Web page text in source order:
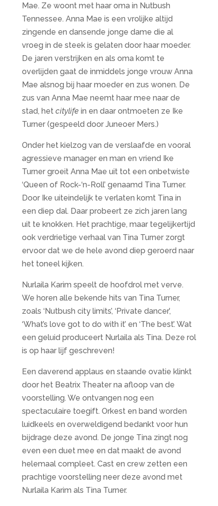
Mae. Ze woont met haar oma in Nutbush
Tennessee. Anna Mae is een vrolijke altijd
zingende en dansende jonge dame die al
vroeg in de steek is gelaten door haar moeder.
De jaren verstrijken en als oma komt te
overlijden gaat de inmiddels jonge vrouw Anna
Mae alsnog bij haar moeder en zus wonen. De
zus van Anna Mae neemt haar mee naar de
stad, het citylifein en daar ontmoeten ze Ike
Turner (gespeeld door Juneoer Mers.)
Onder het kielzog van de verslaafde en vooral
agressieve manager en man en vriend Ike
Turner groeit Anna Mae uit tot een onbetwiste
‘Queen of Rock-‘n-Roll’ genaamd Tina Turner.
Door Ike uiteindelijk te verlaten komt Tina in
een diep dal. Daar probeert ze zich jaren lang
uit te knokken. Het prachtige, maar tegelijkertijd
ook verdrietige verhaal van Tina Turner zorgt
ervoor dat we de hele avond diep geroerd naar
het toneel kijken.
Nurlaila Karim speelt de hoofdrol met verve.
We horen alle bekende hits van Tina Turner,
zoals ‘Nutbush city limits’, ‘Private dancer’,
‘What’s love got to do with it’ en ‘The best’. Wat
een geluid produceert Nurlaila als Tina. Deze rol
is op haar lijf geschreven!
Een daverend applaus en staande ovatie klinkt
door het Beatrix Theater na afloop van de
voorstelling. We ontvangen nog een
spectaculaire toegift. Orkest en band worden
luidkeels en overweldigend bedankt voor hun
bijdrage deze avond. De jonge Tina zingt nog
even een duet mee en dat maakt de avond
helemaal compleet. Cast en crew zetten een
prachtige voorstelling neer deze avond met
Nurlaila Karim als Tina Turner.